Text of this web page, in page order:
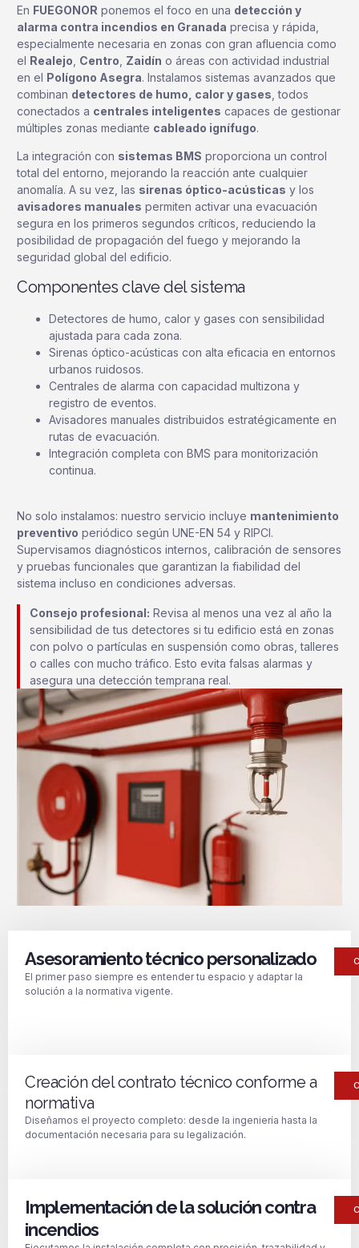
En FUEGONOR ponemos el foco en una detección y
alarma contra incendios en Granada precisa y rápida,
especialmente necesaria en zonas con gran afluencia como
el Realejo Centro Zaidín o áreas con actividad industrial
en el Polígono Asegra. Instalamos sistemas avanzados que
combinan detectores de humo, calor y gases , todos
conectados a centrales inteligentes capaces de gestionar
múltiples zonas mediante cableado ignífugo.
La integración con sistemas BMS proporciona un control
total del entorno, mejorando la reacción ante cualquier
anomalía. A su vez, las sirenas óptico-acústicas y los
avisadores manuales permiten activar una evacuación
segura en los primeros segundos críticos, reduciendo la
posibilidad de propagación del fuego y mejorando la
seguridad global del edificio.
Componentes clave del sistema
Detectores de humo, calor y gases con sensibilidad
ajustada para cada zona.
Sirenas óptico-acústicas con alta eficacia en entornos
urbanos ruidosos.
Centrales de alarma con capacidad multizona y
registro de eventos.
Avisadores manuales distribuidos estratégicamente en
rutas de evacuación.
Integración completa con BMS para monitorización
continua.
No solo instalamos: nuestro servicio incluye mantenimiento
preventivo periódico según UNE-EN 54 y RIPCI.
Supervisamos diagnósticos internos, calibración de sensores
y pruebas funcionales que garantizan la fiabilidad del
sistema incluso en condiciones adversas.
Consejo profesional: Revisa al menos una vez al año la
sensibilidad de tus detectores si tu edificio está en zonas
con polvo o partículas en suspensión como obras, talleres
o calles con mucho tráfico. Esto evita falsas alarmas y
asegura una detección temprana real.
Asesoramiento técnico personalizado
El primer paso siempre es entender tu espacio y adaptar la
solución a la normativa vigente.
Creación del contrato técnico conforme a
normativa
Diseñamos el proyecto completo: desde la ingeniería hasta la
documentación necesaria para su legalización.
Implementación de la solución contra
incendios